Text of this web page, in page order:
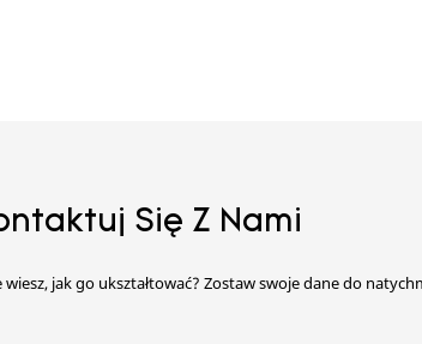
Się Z Nami
jak go ukształtować? Zostaw swoje dane do